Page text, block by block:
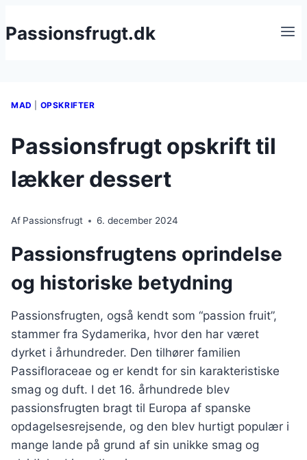
til
Passionsfrugt.dk
MAD OPSKRIFTER
Passionsfrugt opskrift til
lækker dessert
Af Passionsfrugt 6. december 2024
Passionsfrugtens oprindelse
og historiske betydning
Passionsfrugten, også kendt som “passion fruit”,
stammer fra Sydamerika, hvor den har været
dyrket i århundreder. Den tilhører familien
Passifloraceae og er kendt for sin karakteristiske
smag og duft. I det 16. århundrede blev
passionsfrugten bragt til Europa af spanske
opdagelsesrejsende, og den blev hurtigt populær i
mange lande på grund af sin unikke smag og